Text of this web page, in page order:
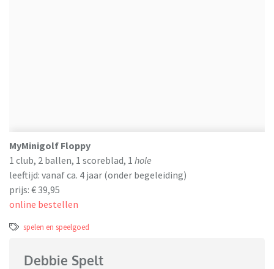
MyMinigolf Floppy
1 club, 2 ballen, 1 scoreblad, 1 hole
leeftijd: vanaf ca. 4 jaar (onder begeleiding)
prijs: € 39,95
online bestellen
spelen en speelgoed
Debbie Spelt